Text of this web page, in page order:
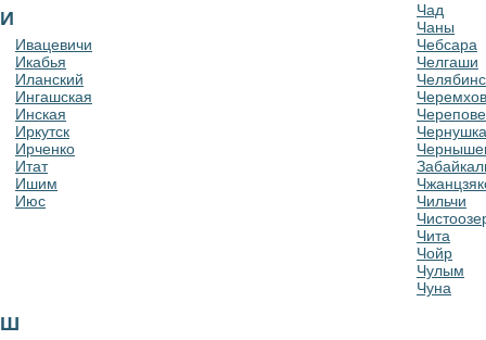
И
Ивацевичи
Икабья
Иланский
Ингашская
Инская
Иркутск
Ирченко
Итат
Ишим
Июс
Чад
Чаны
Чебсара
Челгаши
Чернушка
Чильчи
Чита
Чойр
Чулым
Чуна
Ш